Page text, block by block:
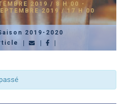
2019 / 8 H 00 -
2019 / 17 H 00
2019-2020